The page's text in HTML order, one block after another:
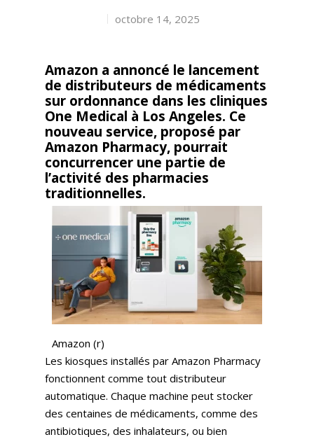
octobre 14, 2025
Amazon a annoncé le lancement
de distributeurs de médicaments
sur ordonnance dans les cliniques
One Medical à Los Angeles. Ce
nouveau service, proposé par
Amazon Pharmacy, pourrait
concurrencer une partie de
l’activité des pharmacies
traditionnelles.
Amazon (r)
Les kiosques installés par Amazon Pharmacy
fonctionnent comme tout distributeur
automatique. Chaque machine peut stocker
des centaines de médicaments, comme des
antibiotiques, des inhalateurs, ou bien